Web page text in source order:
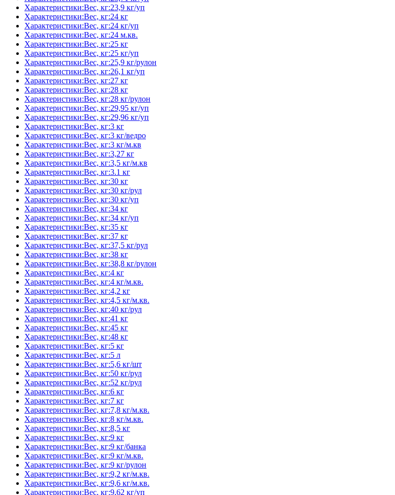
Характеристики:Вес, кг:23,9 кг/уп
Характеристики:Вес, кг:24 кг
Характеристики:Вес, кг:24 кг/уп
Характеристики:Вес, кг:24 м.кв.
Характеристики:Вес, кг:25 кг
Характеристики:Вес, кг:25 кг/уп
Характеристики:Вес, кг:25,9 кг/рулон
Характеристики:Вес, кг:26,1 кг/уп
Характеристики:Вес, кг:27 кг
Характеристики:Вес, кг:28 кг
Характеристики:Вес, кг:28 кг/рулон
Характеристики:Вес, кг:29,95 кг/уп
Характеристики:Вес, кг:29,96 кг/уп
Характеристики:Вес, кг:3 кг
Характеристики:Вес, кг:3 кг/ведро
Характеристики:Вес, кг:3 кг/м.кв
Характеристики:Вес, кг:3,27 кг
Характеристики:Вес, кг:3,5 кг/м.кв
Характеристики:Вес, кг:3.1 кг
Характеристики:Вес, кг:30 кг
Характеристики:Вес, кг:30 кг/рул
Характеристики:Вес, кг:30 кг/уп
Характеристики:Вес, кг:34 кг
Характеристики:Вес, кг:34 кг/уп
Характеристики:Вес, кг:35 кг
Характеристики:Вес, кг:37 кг
Характеристики:Вес, кг:37,5 кг/рул
Характеристики:Вес, кг:38 кг
Характеристики:Вес, кг:38,8 кг/рулон
Характеристики:Вес, кг:4 кг
Характеристики:Вес, кг:4 кг/м.кв.
Характеристики:Вес, кг:4,2 кг
Характеристики:Вес, кг:4,5 кг/м.кв.
Характеристики:Вес, кг:40 кг/рул
Характеристики:Вес, кг:41 кг
Характеристики:Вес, кг:45 кг
Характеристики:Вес, кг:48 кг
Характеристики:Вес, кг:5 кг
Характеристики:Вес, кг:5 л
Характеристики:Вес, кг:5,6 кг/шт
Характеристики:Вес, кг:50 кг/рул
Характеристики:Вес, кг:52 кг/рул
Характеристики:Вес, кг:6 кг
Характеристики:Вес, кг:7 кг
Характеристики:Вес, кг:7,8 кг/м.кв.
Характеристики:Вес, кг:8 кг/м.кв.
Характеристики:Вес, кг:8,5 кг
Характеристики:Вес, кг:9 кг
Характеристики:Вес, кг:9 кг/банка
Характеристики:Вес, кг:9 кг/м.кв.
Характеристики:Вес, кг:9 кг/рулон
Характеристики:Вес, кг:9,2 кг/м.кв.
Характеристики:Вес, кг:9,6 кг/м.кв.
Характеристики:Вес, кг:9,62 кг/уп